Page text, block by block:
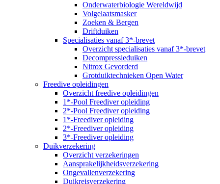
Onderwaterbiologie Wereldwijd
Volgelaatsmasker
Zoeken & Bergen
Driftduiken
Specialisaties vanaf 3*-brevet
Overzicht specialisaties vanaf 3*-brevet
Decompressieduiken
Nitrox Gevorderd
Grotduiktechnieken Open Water
Freedive opleidingen
Overzicht freedive opleidingen
1*-Pool Freediver opleiding
2*-Pool Freediver opleiding
1*-Freediver opleiding
2*-Freediver opleiding
3*-Freediver opleiding
Duikverzekering
Overzicht verzekeringen
Aansprakelijkheidsverzekering
Ongevallenverzekering
Duikreisverzekering